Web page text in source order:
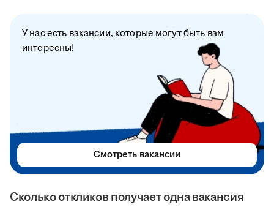
Сколько откликов получает одна вакансия
У нас есть вакансии, которые могут быть вам
интересны!
Смотреть вакансии